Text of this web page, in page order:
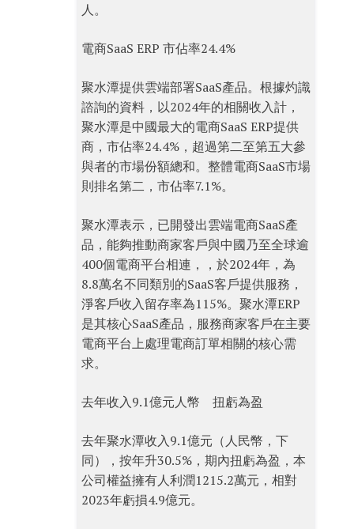
人。
電商SaaS ERP 市佔率24.4%
聚水潭提供雲端部署SaaS產品。根據灼識
諮詢的資料，以2024年的相關收入計，
聚水潭是中國最大的電商SaaS ERP提供
商，市佔率24.4%，超過第二至第五大參
與者的市場份額總和。整體電商SaaS市場
則排名第二，市佔率7.1%。
聚水潭表示，已開發出雲端電商SaaS產
品，能夠推動商家客戶與中國乃至全球逾
400個電商平台相連，，於2024年，為
8.8萬名不同類別的SaaS客戶提供服務，
淨客戶收入留存率為115%。聚水潭ERP
是其核心SaaS產品，服務商家客戶在主要
電商平台上處理電商訂單相關的核心需
求。
去年收入9.1億元人幣 扭虧為盈
去年聚水潭收入9.1億元（人民幣，下
同），按年升30.5%，期內扭虧為盈，本
公司權益擁有人利潤1215.2萬元，相對
2023年虧損4.9億元。